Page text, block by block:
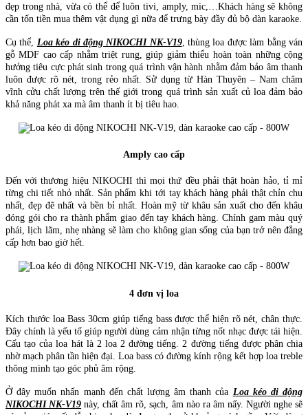
đẹp trong nhà, vừa có thể để luôn tivi, amply, mic,…Khách hàng sẽ không
cần tốn tiền mua thêm vật dụng gì nữa để trưng bày đầy đủ bộ dàn karaoke.
Cụ thể, Loa kéo di động NIKOCHI NK-V19, thùng loa được làm bằng ván
gỗ MDF cao cấp nhằm triệt rung, giúp giảm thiểu hoàn toàn những cộng
hưởng tiêu cực phát sinh trong quá trình vận hành nhằm đảm bảo âm thanh
luôn được rõ nét, trong rẻo nhất. Sử dụng từ Hàn Thuyên – Nam châm
vĩnh cửu chất lượng trên thế giới trong quá trình sản xuất củ loa đảm bảo
khả năng phát xa mà âm thanh ít bị tiêu hao.
Amply cao cấp
Đến với thương hiệu NIKOCHI thì mọi thứ đều phải thật hoàn hảo, tỉ mỉ
từng chi tiết nhỏ nhất. Sản phẩm khi tới tay khách hàng phải thật chỉn chu
nhất, đẹp đẽ nhất và bền bỉ nhất. Hoàn mỹ từ khâu sản xuất cho đến khâu
đóng gói cho ra thành phẩm giao đến tay khách hàng. Chính gam màu quý
phái, lịch lãm, nhẹ nhàng sẽ làm cho không gian sống của bạn trở nên đẳng
cấp hơn bao giờ hết.
4 đơn vị loa
Kích thước loa Bass 30cm giúp tiếng bass được thể hiện rõ nét, chân thực.
Đây chính là yếu tố giúp người dùng cảm nhận từng nốt nhạc được tái hiện.
Cấu tạo của loa hát là 2 loa 2 đường tiếng. 2 đường tiếng được phân chia
nhờ mạch phân tần hiện đại. Loa bass có đường kính rộng kết hợp loa treble
thông minh tạo góc phủ âm rộng.
Ở đây muốn nhấn mạnh đến chất lượng âm thanh của Loa kéo di động
NIKOCHI NK-V19 này, chất âm rõ, sạch, âm nào ra âm nấy. Người nghe sẽ